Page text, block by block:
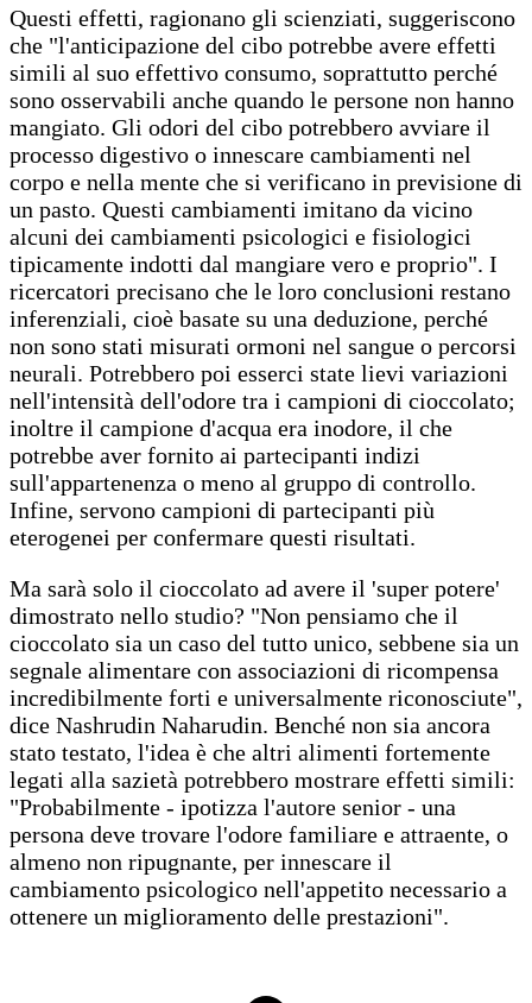
Questi effetti, ragionano gli scienziati, suggeriscono
che "l'anticipazione del cibo potrebbe avere effetti
simili al suo effettivo consumo, soprattutto perché
sono osservabili anche quando le persone non hanno
mangiato. Gli odori del cibo potrebbero avviare il
processo digestivo o innescare cambiamenti nel
corpo e nella mente che si verificano in previsione di
un pasto. Questi cambiamenti imitano da vicino
alcuni dei cambiamenti psicologici e fisiologici
tipicamente indotti dal mangiare vero e proprio". I
ricercatori precisano che le loro conclusioni restano
inferenziali, cioè basate su una deduzione, perché
non sono stati misurati ormoni nel sangue o percorsi
neurali. Potrebbero poi esserci state lievi variazioni
nell'intensità dell'odore tra i campioni di cioccolato;
inoltre il campione d'acqua era inodore, il che
potrebbe aver fornito ai partecipanti indizi
sull'appartenenza o meno al gruppo di controllo.
Infine, servono campioni di partecipanti più
eterogenei per confermare questi risultati.
Ma sarà solo il cioccolato ad avere il 'super potere'
dimostrato nello studio? "Non pensiamo che il
cioccolato sia un caso del tutto unico, sebbene sia un
segnale alimentare con associazioni di ricompensa
incredibilmente forti e universalmente riconosciute",
dice Nashrudin Naharudin. Benché non sia ancora
stato testato, l'idea è che altri alimenti fortemente
legati alla sazietà potrebbero mostrare effetti simili:
"Probabilmente - ipotizza l'autore senior - una
persona deve trovare l'odore familiare e attraente, o
almeno non ripugnante, per innescare il
cambiamento psicologico nell'appetito necessario a
ottenere un miglioramento delle prestazioni".